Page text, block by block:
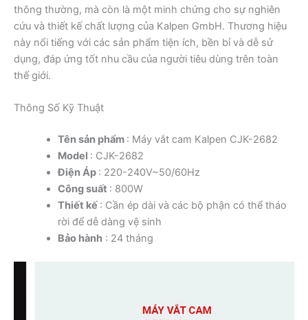
thông thường, mà còn là một minh chứng cho sự nghiên
cứu và thiết kế chất lượng của Kalpen GmbH. Thương hiệu
này nổi tiếng với các sản phẩm tiện ích, bền bỉ và dễ sử
dụng, đáp ứng tốt nhu cầu của người tiêu dùng trên toàn
thế giới.
Thông Số Kỹ Thuật
Tên sản phẩm : Máy vắt cam Kalpen CJK-2682
Model : CJK-2682
Điện Áp : 220-240V~50/60Hz
Công suất : 800W
Thiết kế : Cần ép dài và các bộ phận có thể tháo
rời để dễ dàng vệ sinh
Bảo hành: 24 tháng